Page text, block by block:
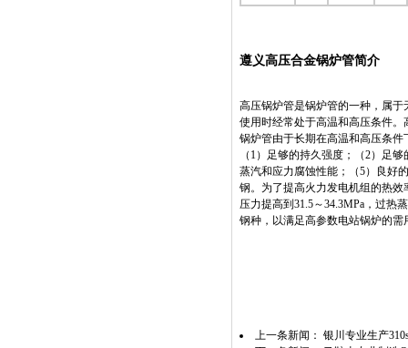
遵义高压合金锅炉管简介
高压锅炉管是锅炉管的一种，属
使用时经常处于高温和高压条件
锅炉管由于长期在高温和高压条
（1）足够的持久强度；（2）足
蒸汽和应力腐蚀性能；（5）良好
钢。为了提高火力发电机组的热
压力提高到31.5～34.3MPa，过热
钢种，以满足高参数电站锅炉的需
上一条新闻： 银川专业生产